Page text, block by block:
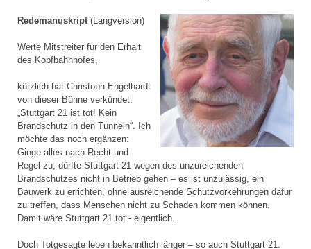
Redemanuskript (Langversion)
Werte Mitstreiter für den Erhalt
des Kopfbahnhofes,
kürzlich hat Christoph Engelhardt
von dieser Bühne verkündet:
„Stuttgart 21 ist tot! Kein
Brandschutz in den Tunneln“. Ich
möchte das noch ergänzen:
Ginge alles nach Recht und
Regel zu, dürfte Stuttgart 21 wegen des unzureichenden
Brandschutzes nicht in Betrieb gehen – es ist unzulässig, ein
Bauwerk zu errichten, ohne ausreichende Schutzvorkehrungen dafür
zu treffen, dass Menschen nicht zu Schaden kommen können.
Damit wäre Stuttgart 21 tot - eigentlich.
Doch Totgesagte leben bekanntlich länger – so auch Stuttgart 21.